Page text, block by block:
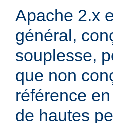
Apache 2.x
général,
souplesse,
que non
référence
de hautes